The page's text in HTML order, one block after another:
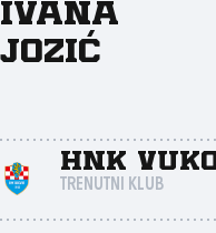
Ivana
Jozić
HNK
TRENUTNI KLUB